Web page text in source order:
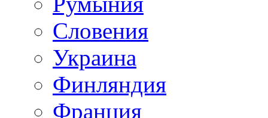
Словения
Украина
Финляндия
Франция